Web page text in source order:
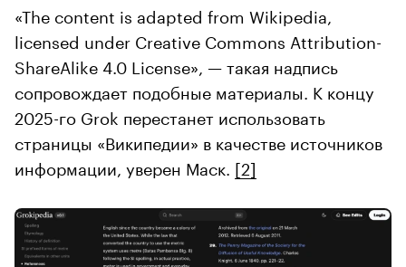
«The content is adapted from Wikipedia,
licensed under Creative Commons Attribution-
ShareAlike 4.0 License», — такая надпись
сопровождает подобные материалы. К концу
2025-го Grok перестанет использовать
страницы «Википедии» в качестве источников
информации, уверен Маск. [2]